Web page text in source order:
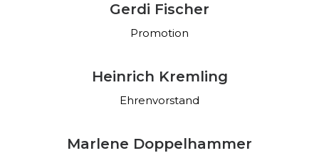
Gerdi Fischer
Promotion
Heinrich Kremling
Ehrenvorstand
Marlene Doppelhammer